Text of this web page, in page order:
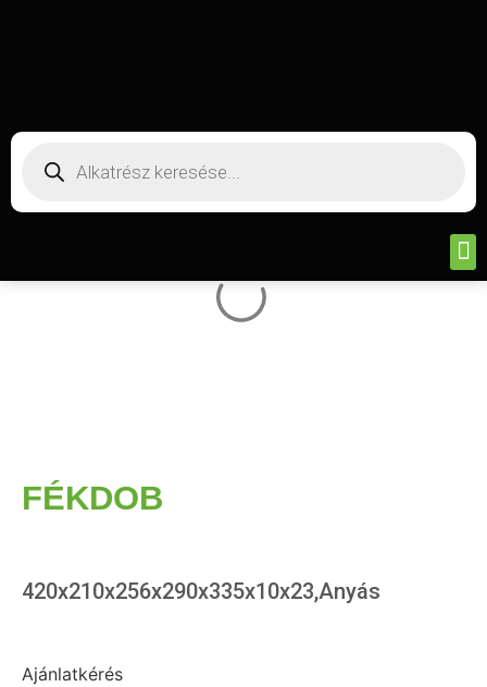
FÉKDOB
420x210x256x290x335x10x23,Anyás
Ajánlatkérés